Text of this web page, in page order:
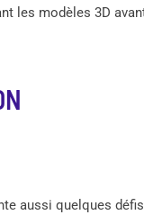
les modèles 3D
aussi quelques